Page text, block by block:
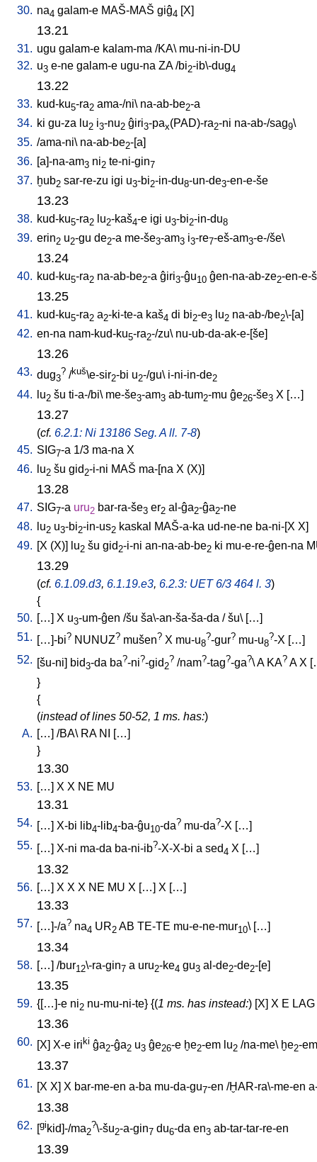
30. na4 galam-e MAŠ-MAŠ giĝ4 [X]
13.21
31. ugu galam-e kalam-ma /KA\ mu-ni-in-DU
32. u3 e-ne galam-e ugu-na ZA/bi2-ib\-dug4
13.22
33. kud-ku5-ra2 ama-/ni\ na-ab-be2-a
34. ki gu-za lu2 i3-nu2 ĝiri3-pax(PAD)-ra2-ni na-ab-/sag9\
35. /ama-ni\ na-ab-be2-[a]
36. [a]-na-am3 ni2 te-ni-gin7
37. ḫub2 sar-re-zu igi u3-bi2-in-du8-un-de3-en-e-še
13.23
38. kud-ku5-ra2 lu2-kaš4-e igi u3-bi2-in-du8
39. erin2 u2-gu de2-a me-še3-am3 i3-re7-eš-am3-e-/še\
13.24
40. kud-ku5-ra2 na-ab-be2-a ĝiri3-ĝu10 ĝen-na-ab-ze2-en-e-
13.25
41. kud-ku5-ra2 a2-ki-te-a kaš4 di bi2-e3 lu2 na-ab-/be2\-[a]
42. en-na nam-kud-ku5-ra2-/zu\ nu-ub-da-ak-e-[še]
13.26
43. dug3
? /kuš\e-sir2-bi u2-/gu\ i-ni-in-de2
44. lu2 šu ti-a-/bi\ me-še3-am3 ab-tum2-mu ĝe26-še3 X […]
13.27
(cf. 6.2.1: Ni 13186 Seg. A ll. 7-8)
45. SIG7-a 1/3 ma-na X
46.
lu2 šu gid 2-i-ni MAŠ ma-[na X (X)]
13.28
47. SIG7-a uru2 bar-ra-še3 er2 al-ĝa2-ĝa2-ne
48.
lu2 u3-bi2-in-us2 kaskal MAŠ-a-ka ud-ne-ne ba-ni-[X X]
49. [X (X)] lu2 šu gid 2-i-ni an-na-ab-be2 ki mu-e-re-ĝen-na
13.29
(cf. 6.1.09.d3, 6.1.19.e3, 6.2.3: UET 6/3 464 l. 3)
{
50. […] X u3-um-ĝen /šu ša\-an-ša-ša-da / šu\ […]
51. […]-bi? NUNUZ? mušen? X mu-u8
?-gur? mu-u8
?-X […]
52. [šu-ni] bid3-da ba?-ni?-gid2
? /nam?-tag?-ga?\A KA? A X [
}
{
(instead of lines 50-52, 1 ms. has:)
A. […] /BA\ RA NI […]
}
13.30
53. […] X X NE MU
13.31
54. […] X-bi lib4-lib4-ba-ĝu10-da? mu-da?-X […]
55. […] X-ni ma-da ba-ni-ib?-X-X-bi a sed4 X […]
13.32
56. […] X X X NE MU X […] X […]
13.33
57. […]-/a? na4 UR2 AB TE-TE mu-e-ne-mur10\ […]
13.34
58. […] /bur12\-ra-gin7 a uru2-ke4 gu3 al-de2-de2-[e]
13.35
59. {[…]-e ni2 nu-mu-ni-te} {(1 ms. has instead:) [X] X E LAG
13.36
60. [X] X-e iriki ĝa2-ĝa2 u3 ĝe26-e ḫe2-em lu2 /na-me\ ḫe2-
13.37
61. [X X] X bar-me-en a-ba mu-da-gu7-en /ḪAR-ra\-me-en
13.38
62. [gi kid]-/ma2
?\-šu2-a-gin7 du6-da en3 ab-tar-tar-re-en
13.39